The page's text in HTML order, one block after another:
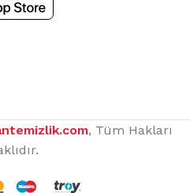
, Tüm Hakları